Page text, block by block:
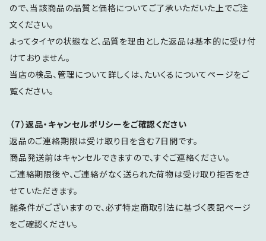
ので、当該商品の品質と価格についてご了承いただいた上でご注
文ください。
よってタイヤの状態など、品質を理由とした返品は基本的に受け付
けておりません。
当店の検品、管理について詳しくは、たいくるについてページをご
覧ください。
（７）返品・キャンセルポリシーをご確認ください
返品のご連絡期限は受け取り日を含む7日間です。
商品発送前はキャンセルできますので、すぐご連絡ください。
ご連絡期限後や、ご連絡がなく送られた荷物は受け取り拒否をさ
せていただきます。
諸条件がございますので、必ず特定商取引法に基づく表記ページ
をご確認ください。